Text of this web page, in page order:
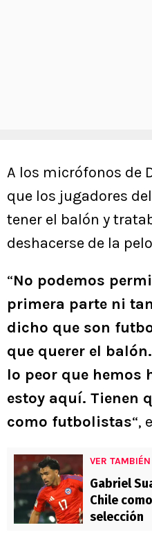
A los micrófonos de
que los jugadores
tener el balón y
deshacerse de la
“No podemos
primera parte ni
dicho que son
que querer el
lo peor que hemos
estoy aquí. Tienen
como futbolistas“,
VER TAMBIÉN
Gabriel
Chile
selección